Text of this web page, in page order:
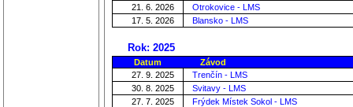
21. 6. 2026
Otrokovice - LMS
17. 5. 2026
Blansko - LMS
Rok: 2025
Datum
Závod
27. 9. 2025
Trenčín - LMS
30. 8. 2025
Svitavy - LMS
27. 7. 2025
Frýdek Místek Sokol - LMS